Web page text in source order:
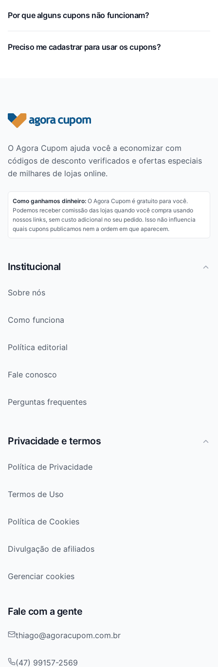
Por que alguns cupons não funcionam?
Preciso me cadastrar para usar os cupons?
Rodapé do site
O Agora Cupom ajuda você a economizar com
códigos de desconto verificados e ofertas especiais
de milhares de lojas online.
Como ganhamos dinheiro:O Agora Cupom é gratuito para você.
Podemos receber comissão das lojas quando você compra usando
nossos links, sem custo adicional no seu pedido. Isso não influencia
quais cupons publicamos nem a ordem em que aparecem.
Institucional
Sobre nós
Como funciona
Política editorial
Fale conosco
Perguntas frequentes
Privacidade e termos
Política de Privacidade
Termos de Uso
Política de Cookies
Divulgação de afiliados
Gerenciar cookies
Fale com a gente
thiago@agoracupom.com.br
(47) 99157-2569